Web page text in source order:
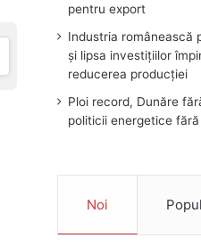
pentru export
Industria românească
și lipsa investițiilor
reducerea producției
Ploi record, Dunăre
politicii energetice
Noi